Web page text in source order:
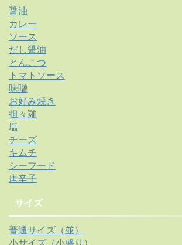
醤油
カレー
ソース
だし醤油
とんこつ
トマトソース
味噌
お好み焼き
担々麺
塩
チーズ
キムチ
シーフード
唐辛子
サイズ
普通サイズ（並）
小サイズ（小盛り）